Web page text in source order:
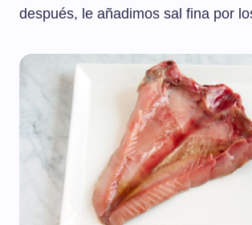
después, le añadimos sal fina por